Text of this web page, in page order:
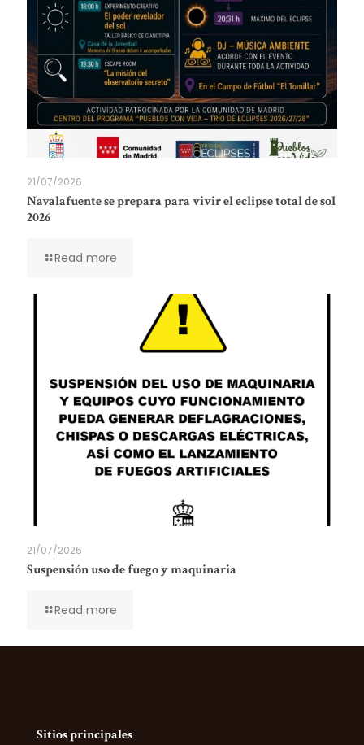
21/07/2026
Navalafuente se prepara para vivir el eclipse total de sol
2026
Read more
21/07/2026
Suspensión uso de fuego y maquinaria
Read more
Sitios principales